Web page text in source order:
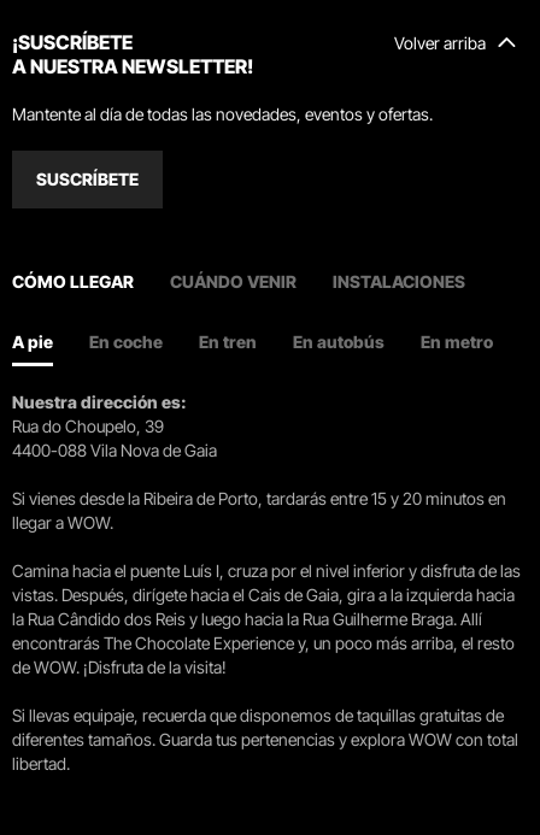
Volver arriba
¡SUSCRÍBETE
A NUESTRA NEWSLETTER!
Mantente al día de todas las novedades, eventos y ofertas.
SUSCRÍBETE
CÓMO LLEGAR CUÁNDO VENIR INSTALACIONES
A pie En coche En tren En autobús En metro
Nuestra dirección es:
Rua do Choupelo, 39
4400-088 Vila Nova de Gaia
Si vienes desde la Ribeira de Porto, tardarás entre 15 y 20 minutos en
llegar a WOW.
Camina hacia el puente Luís I, cruza por el nivel inferior y disfruta de las
vistas. Después, dirígete hacia el Cais de Gaia, gira a la izquierda hacia
la Rua Cândido dos Reis y luego hacia la Rua Guilherme Braga. Allí
encontrarás The Chocolate Experience y, un poco más arriba, el resto
de WOW. ¡Disfruta de la visita!
Si llevas equipaje, recuerda que disponemos de taquillas gratuitas de
diferentes tamaños. Guarda tus pertenencias y explora WOW con total
libertad.